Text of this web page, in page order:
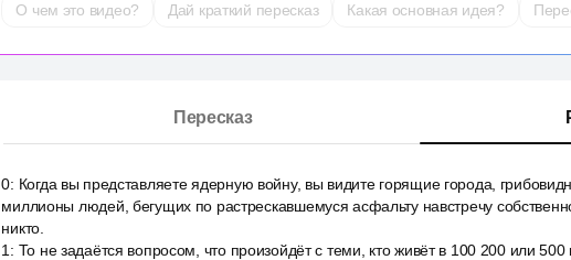
О чем это видео? Дай краткий пересказ Какая основная идея?
Пересказ
0: Когда вы представляете ядерную войну, вы видите горящие города,
миллионы людей, бегущих по растрескавшемуся асфальту навстречу
никто.
1 : То не задаётся вопросом, что произойдёт с теми, кто живёт в 100 200 или